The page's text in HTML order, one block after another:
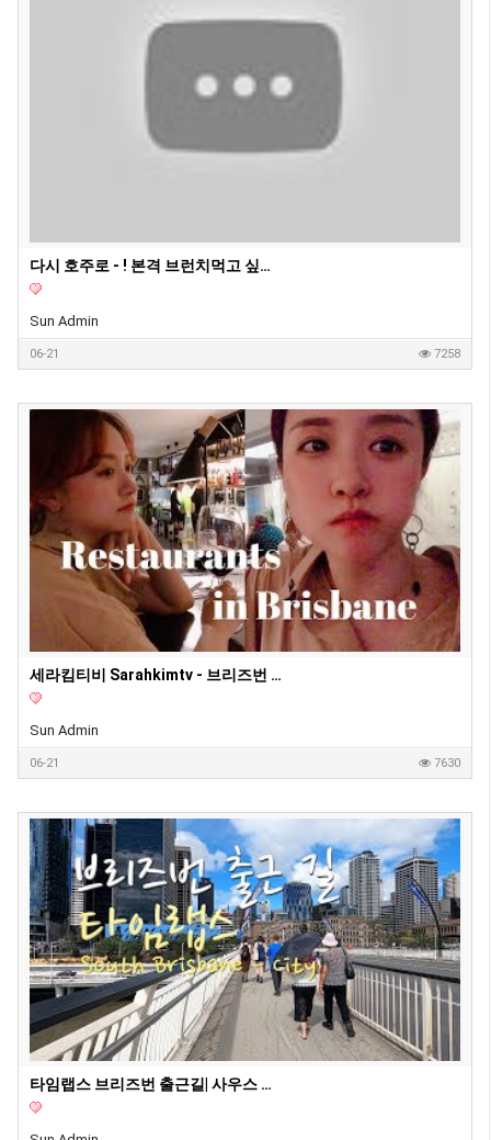
다시 호주로 - ! 본격 브런치먹고 싶어지는 브이로그 | 브리즈번 일상
Sun Admin
06-21 7258
세라킴티비 Sarahkimtv - 브리즈번 맛집 추천, 브리즈번 일식, 중식, 한식, 이태리식 추천
Sun Admin
06-21 7630
타임랩스 브리즈번 출근길| 사우스 브리즈번 | VLOG|